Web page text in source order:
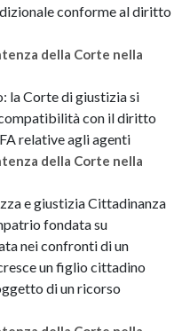
conforme al diritto
della Corte nella
la Corte di giustizia si
con il diritto
relative agli agenti
della Corte nella
e giustizia Cittadinanza
fondata su
nei confronti di un
un figlio cittadino
di un ricorso